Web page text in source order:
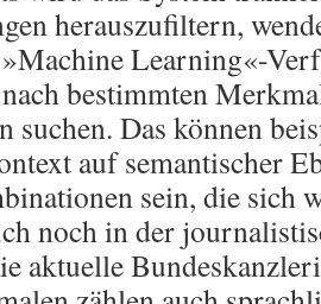
herauszufiltern,
Learning«-
bestimmten
suchen. Das können
auf semantischer
sein, die sich
noch in der
aktuelle